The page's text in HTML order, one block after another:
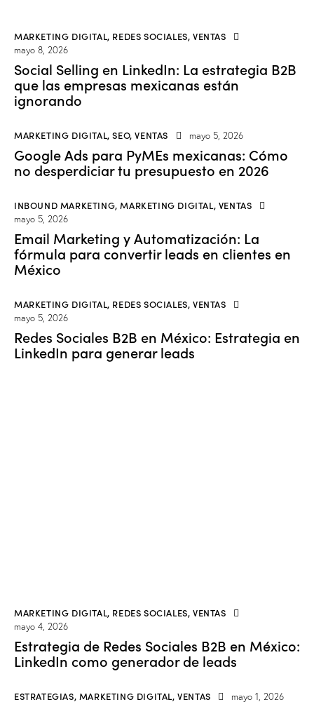
MARKETING DIGITAL, REDES SOCIALES,VENTAS
mayo 8, 2026
Social Selling en LinkedIn: La estrategia B2B
que las empresas mexicanas están
ignorando
MARKETING DIGITAL,SEO,VENTAS mayo 5, 2026
Google Ads para PyMEs mexicanas: Cómo
no desperdiciar tu presupuesto en 2026
INBOUND MARKETING,MARKETING DIGITAL, VENTAS
mayo 5, 2026
Email Marketing y Automatización: La
fórmula para convertir leads en clientes en
México
MARKETING DIGITAL, REDES SOCIALES,VENTAS
mayo 5, 2026
Redes Sociales B2B en México: Estrategia en
LinkedIn para generar leads
MARKETING DIGITAL, REDES SOCIALES,VENTAS
mayo 4, 2026
Estrategia de Redes Sociales B2B en México:
LinkedIn como generador de leads
ESTRATEGIAS, MARKETING DIGITAL,VENTAS mayo 1, 2026